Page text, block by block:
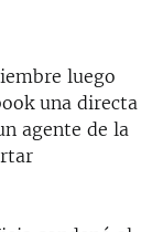
luego
una directa
agente de la